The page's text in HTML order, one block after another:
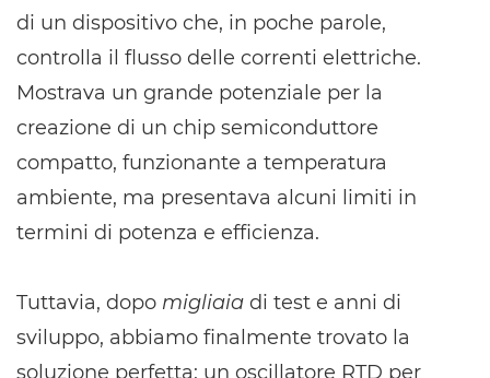
di un dispositivo che, in poche parole,
controlla il flusso delle correnti elettriche.
Mostrava un grande potenziale per la
creazione di un chip semiconduttore
compatto, funzionante a temperatura
ambiente, ma presentava alcuni limiti in
termini di potenza e efficienza.
Tuttavia, dopo migliaia di test e anni di
sviluppo, abbiamo finalmente trovato la
soluzione perfetta: un oscillatore RTD per